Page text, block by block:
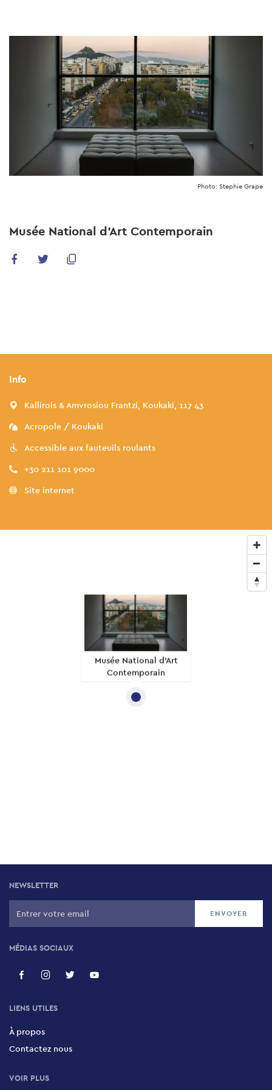
Photo: Stephie Grape
Musée National d'Art Contemporain
Info
Kallirois & Amvrosiou Frantzi, Koukaki, 117 43
Acropole / Koukaki
Accessible aux fauteuils roulants
+30 211 101 9000
Site internet
Musée National d'Art
Contemporain
NEWSLETTER
MÉDIAS SOCIAUX
LIENS UTILES
À propos
Contactez nous
VOIR PLUS